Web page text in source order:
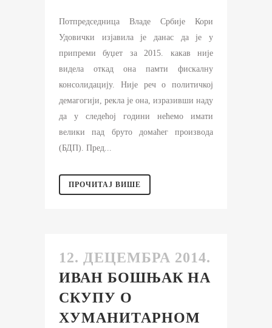
Потпредседница Владе Србије Кори
Удовички изјавила је данас да је у
припреми буџет за 2015. какав није
видела откад она памти фискалну
консолидацију. Није реч о политичкој
демагогији, рекла је она, изразивши наду
да у следећој години нећемо имати
велики пад бруто домаћег производа
(БДП). Пред...
ПРОЧИТАЈ ВИШЕ
12. ДЕЦЕМБРА 2014.
ИВАН БОШЊАК НА
СКУПУ О
ХУМАНИТАРНОМ